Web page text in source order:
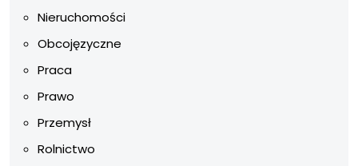
Nieruchomości
Obcojęzyczne
Praca
Prawo
Przemysł
Rolnictwo